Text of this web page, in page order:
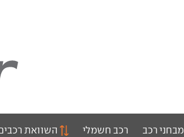
מבחני רכב רכב חשמלי השוואת